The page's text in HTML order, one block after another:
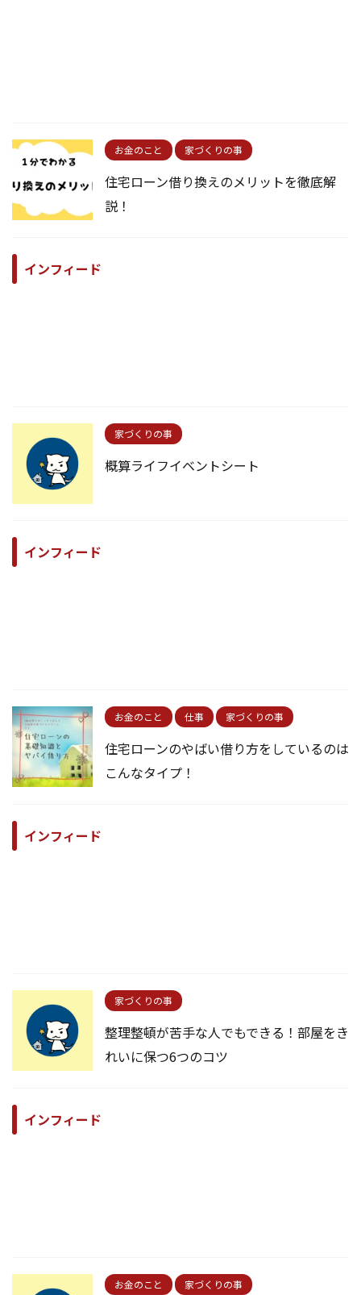
お金のこと 家づくりの事
住宅ローン借り換えのメリットを徹底解
説！
インフィード
家づくりの事
概算ライフイベントシート
インフィード
お金のこと 仕事 家づくりの事
住宅ローンのやばい借り方をしているのは
こんなタイプ！
インフィード
家づくりの事
整理整頓が苦手な人でもできる！部屋をき
れいに保つ6つのコツ
インフィード
お金のこと 家づくりの事